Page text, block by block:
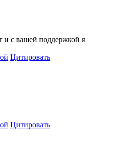
и с вашей поддержкой я
Цитировать
Цитировать